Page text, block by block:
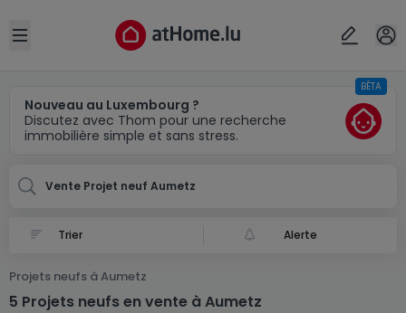
Open sidebar
Nouveau au Luxembourg ?
Discutez avec Thom pour une recherche
immobilière simple et sans stress.
BÊTA
Vente Projet neuf Aumetz
Alerte
Projets neufs à Aumetz
5 Projets neufs en vente à Aumetz
Localité(s)
Annuler OK